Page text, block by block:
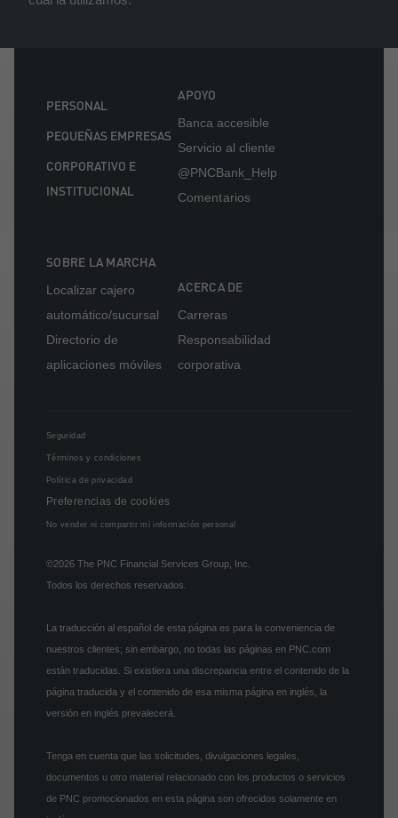
PERSONAL
PEQUEÑAS EMPRESAS
CORPORATIVO E
INSTITUCIONAL
APOYO
Banca accesible
Servicio al cliente
@PNCBank_Help
Comentarios
SOBRE LA MARCHA
Localizar cajero
automático/sucursal
Directorio de
aplicaciones móviles
ACERCA DE
Carreras
Responsabilidad
corporativa
Seguridad
Términos y condiciones
Política de privacidad
Preferencias de cookies
No vender ni compartir mi información personal
©2026 The PNC Financial Services Group, Inc.
Todos los derechos reservados.
La traducción al español de esta página es para la conveniencia de
nuestros clientes; sin embargo, no todas las páginas en PNC.com
están traducidas. Si existiera una discrepancia entre el contenido de la
página traducida y el contenido de esa misma página en inglés, la
versión en inglés prevalecerá.
Tenga en cuenta que las solicitudes, divulgaciones legales,
documentos u otro material relacionado con los productos o servicios
de PNC promocionados en esta página son ofrecidos solamente en